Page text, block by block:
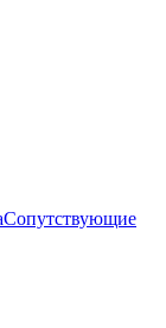
Сопутствующие